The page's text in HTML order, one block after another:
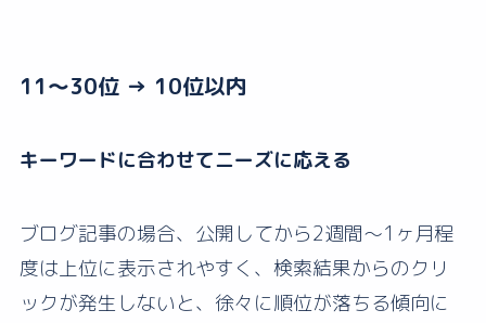
11〜30位 → 10位以内
キーワードに合わせてニーズに応える
ブログ記事の場合、公開してから2週間〜1ヶ月程
度は上位に表示されやすく、検索結果からのクリ
ックが発生しないと、徐々に順位が落ちる傾向に